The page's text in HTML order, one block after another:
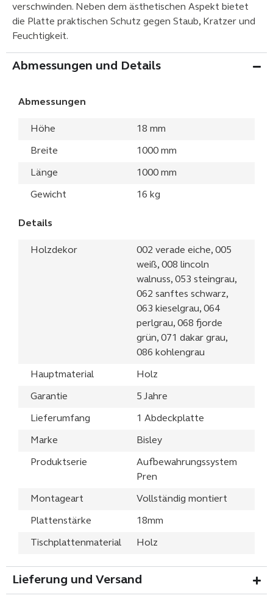
verschwinden. Neben dem ästhetischen Aspekt bietet
die Platte praktischen Schutz gegen Staub, Kratzer und
Feuchtigkeit.
Abmessungen und Details
Abmessungen
Höhe 18 mm
Breite 1000 mm
Länge 1000 mm
Gewicht 16 kg
Details
Holzdekor
002 verade eiche, 005
weiß, 008 lincoln
walnuss, 053 steingrau,
062 sanftes schwarz,
063 kieselgrau, 064
perlgrau, 068 fjorde
grün, 071 dakar grau,
086 kohlengrau
Hauptmaterial Holz
Garantie 5 Jahre
Lieferumfang 1 Abdeckplatte
Marke Bisley
Produktserie
Aufbewahrungssystem
Pren
Montageart Vollständig montiert
Plattenstärke 18mm
Tischplattenmaterial Holz
Lieferung und Versand